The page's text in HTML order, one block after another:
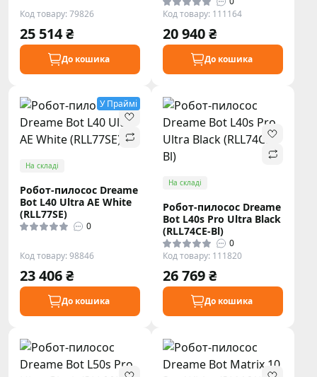
Код товару: 79826
25 514 ₴
До кошика
Код товару: 111164
20 940 ₴
До кошика
У Праймі
На складі
Робот-пилосос Dreame
Bot L40 Ultra AE White
(RLL77SE)
0
Код товару: 98846
23 406 ₴
До кошика
На складі
Робот-пилосос Dreame
Bot L40s Pro Ultra Black
(RLL74CE-Bl)
0
Код товару: 111820
26 769 ₴
До кошика